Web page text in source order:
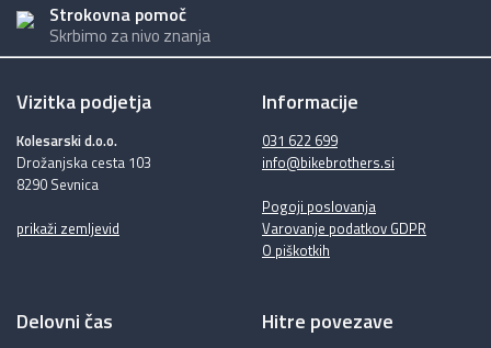
Strokovna pomoč
Skrbimo za nivo znanja
Vizitka podjetja
Kolesarski d.o.o.
Drožanjska cesta 103
8290 Sevnica
prikaži zemljevid
Informacije
031 622 699
info@bikebrothers.si
Pogoji poslovanja
Varovanje podatkov GDPR
O piškotkih
Delovni čas Hitre povezave